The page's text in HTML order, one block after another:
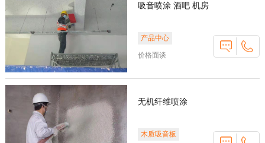
吸音喷涂 酒吧 机房
产品中心
价格面谈
无机纤维喷涂
木质吸音板